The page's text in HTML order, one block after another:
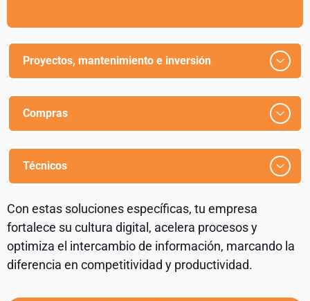
Proyectos, mantenimiento e inversión
Compras
Técnicos
Con estas soluciones específicas, tu empresa
fortalece su cultura digital, acelera procesos y
optimiza el intercambio de información, marcando la
diferencia en competitividad y productividad.